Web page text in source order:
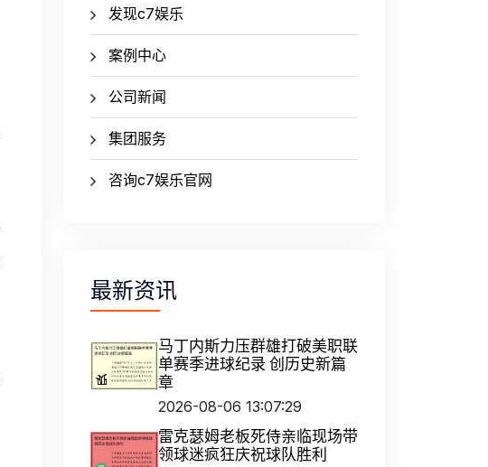
发现c7娱乐
案例中心
公司新闻
集团服务
咨询c7娱乐官网
最新资讯
马丁内斯力压群雄打破美职联
单赛季进球纪录 创历史新篇
章
2026-08-06 13:07:29
雷克瑟姆老板死侍亲临现场带
领球迷疯狂庆祝球队胜利